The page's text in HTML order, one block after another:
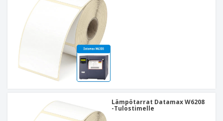
Lämpötarrat Datamax W6208
-Tulostimelle